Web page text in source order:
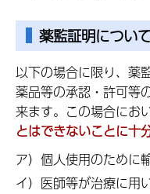
薬監証明につい
以下の場合に限り、薬
薬品等の承認・許可等
来ます。この場合にお
とはできないことに十
ア）個人使用のために
イ）医師等が治療に用